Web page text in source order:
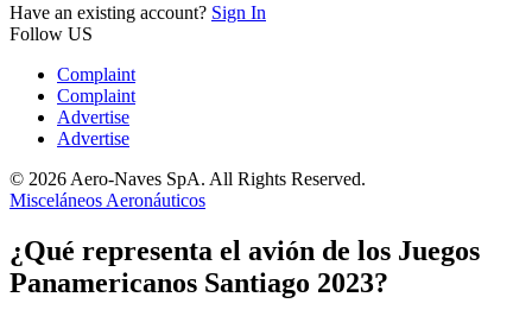
Have an existing account? Sign In
Follow US
Complaint
Complaint
Advertise
Advertise
© 2026 Aero-Naves SpA. All Rights Reserved.
Misceláneos Aeronáuticos
¿Qué representa el avión de los Juegos
Panamericanos Santiago 2023?